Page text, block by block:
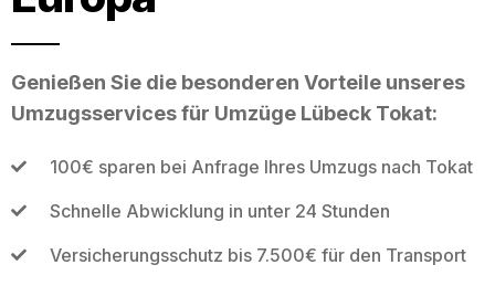
Genießen Sie die besonderen Vorteile unseres
Umzugsservices für Umzüge Lübeck Tokat:
100€ sparen bei Anfrage Ihres Umzugs nach Tokat
Schnelle Abwicklung in unter 24 Stunden
Versicherungsschutz bis 7.500€ für den Transport